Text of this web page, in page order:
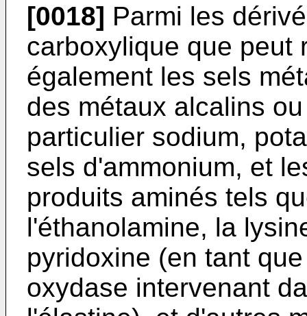
[0018] Parmi les
carboxylique que peut
également les sels
des métaux alcalins
particulier sodium,
sels d'ammonium, et
produits aminés tels
l'éthanolamine, la
pyridoxine (en tant
oxydase intervenant